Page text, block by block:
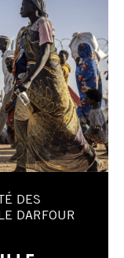
DES
DARFOUR